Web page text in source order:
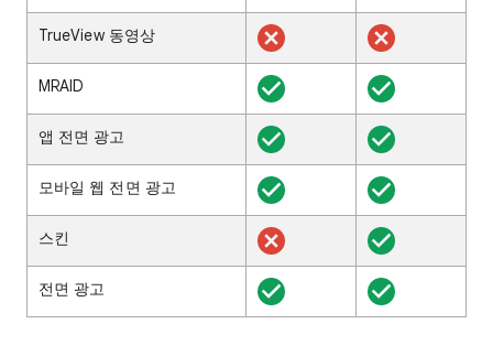
TrueView 동영상
MRAID
앱 전면 광고
모바일 웹 전면 광고
스킨
전면 광고